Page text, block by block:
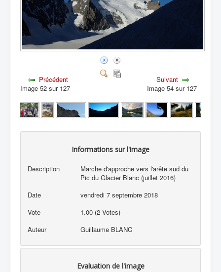
Précédent
Image 52 sur 127
Suivant
Image 54 sur 127
Informations sur l'image
Description
Marche d'approche vers l'arête sud du
Pic du Glacier Blanc (juillet 2016)
Date
vendredi 7 septembre 2018
Vote
1.00 (2 Votes)
Auteur
Guillaume BLANC
Evaluation de l'image